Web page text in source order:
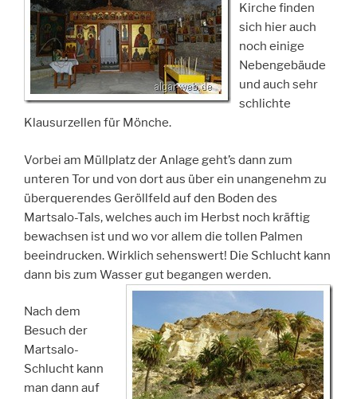
Kirche finden
sich hier auch
noch einige
Nebengebäude
und auch sehr
schlichte
Klausurzellen für Mönche.
Vorbei am Müllplatz der Anlage geht’s dann zum
unteren Tor und von dort aus über ein unangenehm zu
überquerendes Geröllfeld auf den Boden des
Martsalo-Tals, welches auch im Herbst noch kräftig
bewachsen ist und wo vor allem die tollen Palmen
beeindrucken. Wirklich sehenswert! Die Schlucht kann
dann bis zum Wasser gut begangen werden.
Nach dem
Besuch der
Martsalo-
Schlucht kann
man dann auf